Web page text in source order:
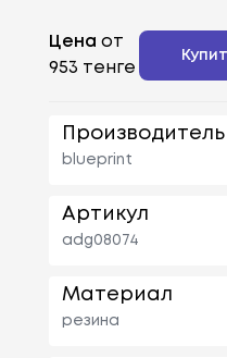
Цена от
953 тенге
Производитель
blueprint
Артикул
adg08074
Материал
резина